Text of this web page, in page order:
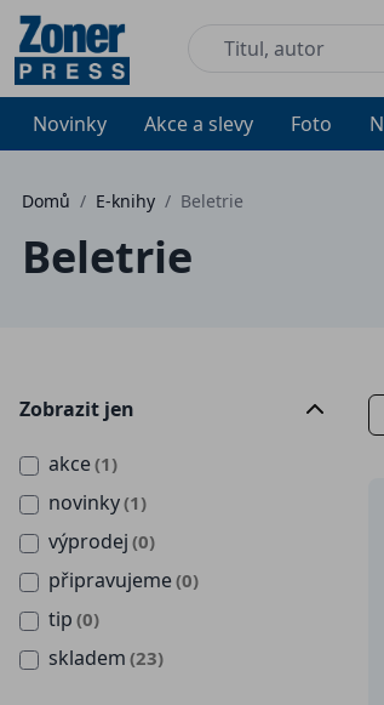
Novinky Akce a slevy Foto
Domů / E-knihy / Beletrie
Beletrie
Zobrazit jen
akce(1)
novinky(1)
výprodej (0)
připravujeme(0)
tip (0)
skladem (23)